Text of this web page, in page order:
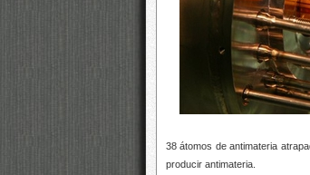
38 átomos de antimateria
producir antimateria.